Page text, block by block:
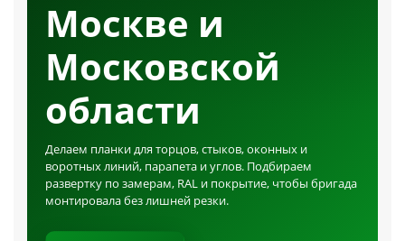
Москве и
Московской
области
Делаем планки для торцов, стыков, оконных и
воротных линий, парапета и углов. Подбираем
развертку по замерам, RAL и покрытие, чтобы бригада
монтировала без лишней резки.